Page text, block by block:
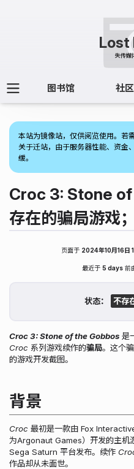
图书馆 社区
本站为镜像站，仅供阅览使用。若
关于迁站，由于服务器性能、资金
缓。
Croc 3: Stone
存在的骗局游戏
页面于 2024年10月16日
最近于 5 days前
状态：
Croc 3: Stone of the Gobbos 是
Croc 系列游戏续作的骗局。这个
的游戏开发截图。
背景
Croc 最初是一款由 Fox
为Argonaut Games）开发的主机
Sega Saturn 平台发布。续作
作品却从未面世。